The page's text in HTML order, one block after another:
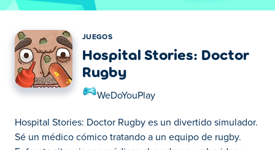
JUEGOS
Hospital Stories: Doctor
Rugby
WeDoYouPlay
Hospital Stories: Doctor Rugby es un divertido simulador.
Sé un médico cómico tratando a un equipo de rugby.